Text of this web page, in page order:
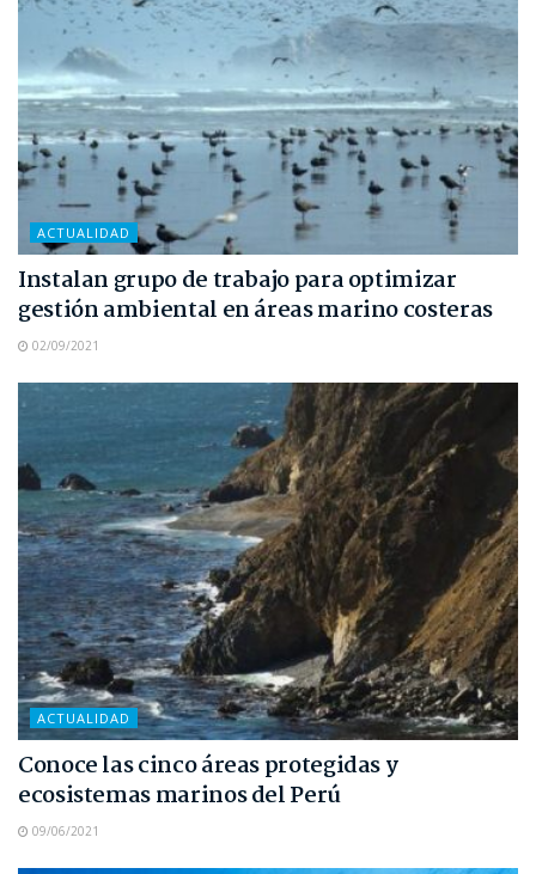
ACTUALIDAD
Instalan grupo de trabajo para optimizar
gestión ambiental en áreas marino costeras
02/09/2021
ACTUALIDAD
Conoce las cinco áreas protegidas y
ecosistemas marinos del Perú
09/06/2021